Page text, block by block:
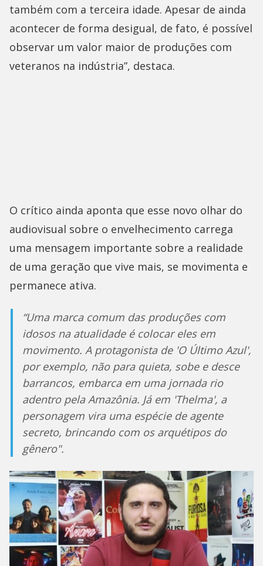
também com a terceira idade. Apesar de ainda
acontecer de forma desigual, de fato, é possível
observar um valor maior de produções com
veteranos na indústria”, destaca.
O crítico ainda aponta que esse novo olhar do
audiovisual sobre o envelhecimento carrega
uma mensagem importante sobre a realidade
de uma geração que vive mais, se movimenta e
permanece ativa.
“Uma marca comum das produções com
idosos na atualidade é colocar eles em
movimento. A protagonista de 'O Último Azul',
por exemplo, não para quieta, sobe e desce
barrancos, embarca em uma jornada rio
adentro pela Amazônia. Já em 'Thelma', a
personagem vira uma espécie de agente
secreto, brincando com os arquétipos do
gênero".